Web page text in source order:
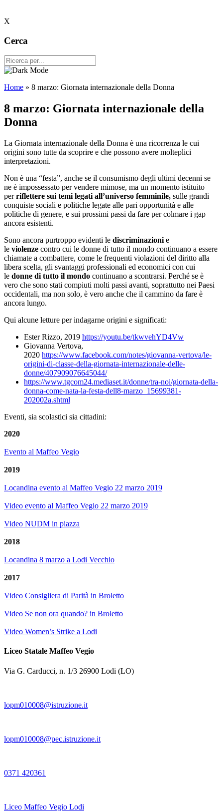
X
Cerca
Home » 8 marzo: Giornata internazionale della Donna
8 marzo: Giornata internazionale della
Donna
La Giornata internazionale della Donna è una ricorrenza le cui
origini sono tutte da scoprire e che possono avere molteplici
interpretazioni.
Non è una “festa”, anche se il consumismo degli ultimi decenni se
ne è impossessato per vendere mimose, ma un momento istituito
perriflettere sui temi legati all’universo femminile, sulle grandi
conquiste sociali e politiche legate alle pari opportunità e alle
politiche di genere, e sui prossimi passi da fare per colmare i gap
ancora esistenti.
Sono ancora purtroppo evidenti le discriminazioni e
le violenze contro cui le donne di tutto il mondo continuano a essere
chiamate a combattere, come le frequenti violazioni del diritto alla
libera scelta, gli svantaggi professionali ed economici con cui
le donne di tutto il mondo continuano a scontrarsi. Perché se è
vero che sono stati compiuti molti passi avanti, soprattutto nei Paesi
occidentali, ma non solo, è vero anche che il cammino da fare è
ancora lungo.
Qui alcune letture per indagarne origini e significati:
Ester Rizzo, 2019 https://youtu.be/tkwvehYD4Vw
Giovanna Vertova,
2020 https://www.facebook.com/notes/giovanna-vertova/le-
origini-di-classe-della-giornata-internazionale-delle-
donne/407909076645044/
https://www.tgcom24.mediaset.it/donne/tra-noi/giornata-della-
donna-come-nata-la-festa-dell8-marzo_15699381-
202002a.shtml
Eventi, sia scolastici sia cittadini:
2020
Evento al Maffeo Vegio
2019
Locandina evento al Maffeo Vegio 22 marzo 2019
Video evento al Maffeo Vegio 22 marzo 2019
Video NUDM in piazza
2018
Locandina 8 marzo a Lodi Vecchio
2017
Video Consigliera di Parità in Broletto
Video Se non ora quando? in Broletto
Video Women’s Strike a Lodi
Liceo Statale Maffeo Vegio
Via G. Carducci, n. 1/3 26900 Lodi (LO)
lopm010008@istruzione.it
lopm010008@pec.istruzione.it
0371 420361
Liceo Maffeo Vegio Lodi